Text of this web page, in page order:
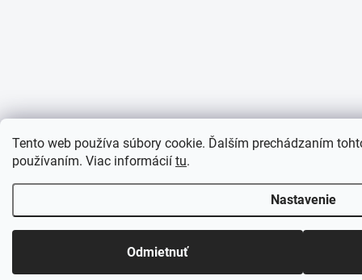
Tento web používa súbory cookie. Ďalším prechádzaním
používaním. Viac informácií tu.
Nastavenie
Odmietnuť